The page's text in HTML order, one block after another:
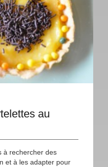
au
à rechercher des
et à les adapter pour